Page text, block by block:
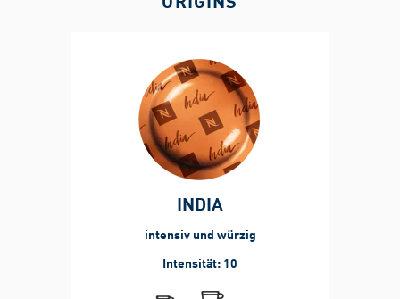
INDIA
intensiv und würzig
Intensität: 10